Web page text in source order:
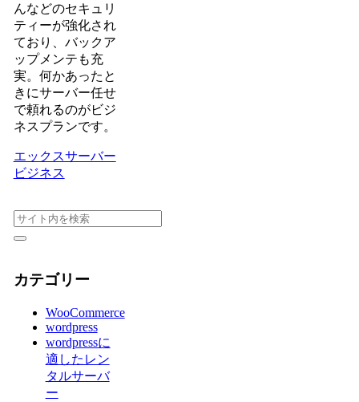
んなどのセキュリ
ティーが強化され
ており、バックア
ップメンテも充
実。何かあったと
きにサーバー任せ
で頼れるのがビジ
ネスプランです。
エックスサーバー
ビジネス
カテゴリー
WooCommerce
wordpress
wordpressに
適したレン
タルサーバ
ー